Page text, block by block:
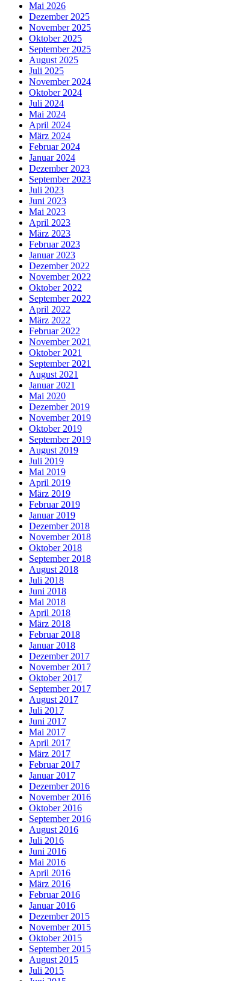
Mai 2026
Dezember 2025
November 2025
Oktober 2025
September 2025
August 2025
Juli 2025
November 2024
Oktober 2024
Juli 2024
Mai 2024
April 2024
März 2024
Februar 2024
Januar 2024
Dezember 2023
September 2023
Juli 2023
Juni 2023
Mai 2023
April 2023
März 2023
Februar 2023
Januar 2023
Dezember 2022
November 2022
Oktober 2022
September 2022
April 2022
März 2022
Februar 2022
November 2021
Oktober 2021
September 2021
August 2021
Januar 2021
Mai 2020
Dezember 2019
November 2019
Oktober 2019
September 2019
August 2019
Juli 2019
Mai 2019
April 2019
März 2019
Februar 2019
Januar 2019
Dezember 2018
November 2018
Oktober 2018
September 2018
August 2018
Juli 2018
Juni 2018
Mai 2018
April 2018
März 2018
Februar 2018
Januar 2018
Dezember 2017
November 2017
Oktober 2017
September 2017
August 2017
Juli 2017
Juni 2017
Mai 2017
April 2017
März 2017
Februar 2017
Januar 2017
Dezember 2016
November 2016
Oktober 2016
September 2016
August 2016
Juli 2016
Juni 2016
Mai 2016
April 2016
März 2016
Februar 2016
Januar 2016
Dezember 2015
November 2015
Oktober 2015
September 2015
August 2015
Juli 2015